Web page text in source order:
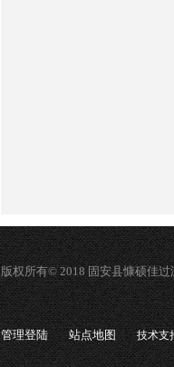
版权所有© 2018 固安县慷硕佳
管理登陆 站点地图 技术支